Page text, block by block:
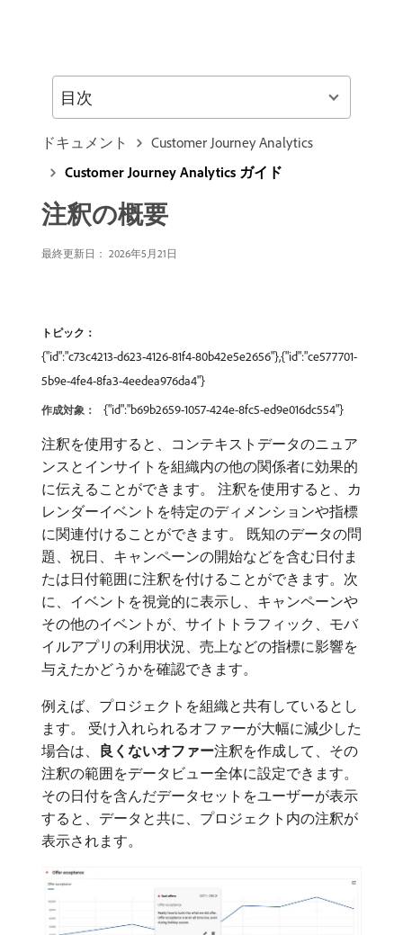
ドキュメント
Customer Journey Analytics
Customer Journey Analytics ガイド
注釈の概要
最終更新日： 2026年5月21日
トピック：
{"id":"c73c4213-d623-4126-81f4-80b42e5e2656"},{"id":"ce577701-
5b9e-4fe4-8fa3-4eedea976da4"}
作成対象： {"id":"b69b2659-1057-424e-8fc5-ed9e016dc554"}
注釈を使用すると、コンテキストデータのニュア
ンスとインサイトを組織内の他の関係者に効果的
に伝えることができます。 注釈を使用すると、カ
レンダーイベントを特定のディメンションや指標
に関連付けることができます。 既知のデータの問
題、祝日、キャンペーンの開始などを含む日付ま
たは日付範囲に注釈を付けることができます。次
に、イベントを視覚的に表示し、キャンペーンや
その他のイベントが、サイトトラフィック、モバ
イルアプリの利用状況、売上などの指標に影響を
与えたかどうかを確認できます。
例えば、プロジェクトを組織と共有しているとし
ます。 受け入れられるオファーが大幅に減少した
場合は、 良くないオファー​注釈を作成して、その
注釈の範囲をデータビュー全体に設定できます。
その日付を含んだデータセットをユーザーが表示
すると、データと共に、プロジェクト内の注釈が
表示されます。
目次